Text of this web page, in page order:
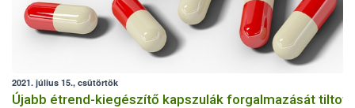
elleni védekezésben. Ez a faj Észak-Amerikából származik és már
Európában is megjelent, stabil populációja Észak-Olaszországban,
Milánó környékén alakult ki.
2021. július 15., csütörtök
Újabb étrend-kiegészítő kapszulák forgalmazását